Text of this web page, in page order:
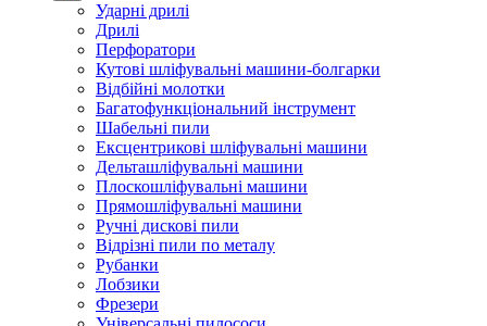
Ударні дрилі
Дрилі
Перфоратори
Кутові шліфувальні машини-болгарки
Відбійні молотки
Багатофункціональний інструмент
Шабельні пили
Ексцентрикові шліфувальні машини
Дельташліфувальні машини
Плоскошліфувальні машини
Прямошліфувальні машини
Ручні дискові пили
Відрізні пили по металу
Рубанки
Лобзики
Фрезери